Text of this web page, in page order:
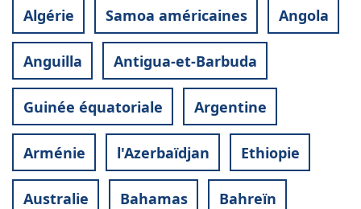
Algérie Samoa américaines Angola
Anguilla Antigua-et-Barbuda
Guinée équatoriale Argentine
Arménie l'Azerbaïdjan Ethiopie
Australie Bahamas Bahreïn